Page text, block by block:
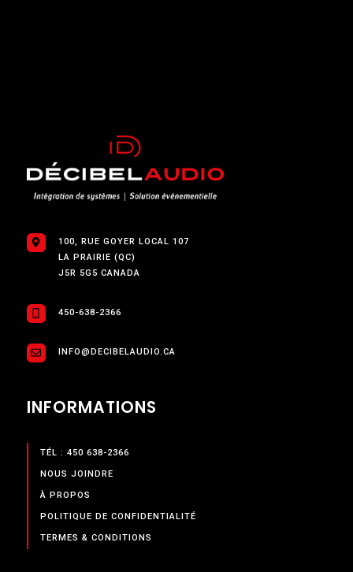
100, RUE GOYER LOCAL 107
LA PRAIRIE (QC)
J5R 5G5 CANADA
450-638-2366
INFO@DECIBELAUDIO.CA
INFORMATIONS
TÉL : 450 638-2366
NOUS JOINDRE
À PROPOS
POLITIQUE DE CONFIDENTIALITÉ
TERMES & CONDITIONS